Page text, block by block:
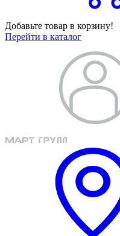
Добавьте товар в корзину!
Перейти в каталог